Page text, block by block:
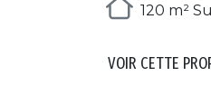
120 m²
VOIR CETTE